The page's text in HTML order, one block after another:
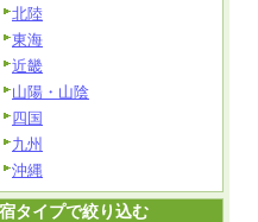
北陸
東海
近畿
山陽・山陰
四国
九州
沖縄
宿タイプで絞り込む